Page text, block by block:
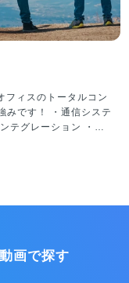
オーナーである」と
、組織作りにも積極的
体計画/設計から実行ま
きるKARTEのテクノロ
リューションを開発
フィスのトータルコン
通信システ
テグレーション ・セ
画で探す